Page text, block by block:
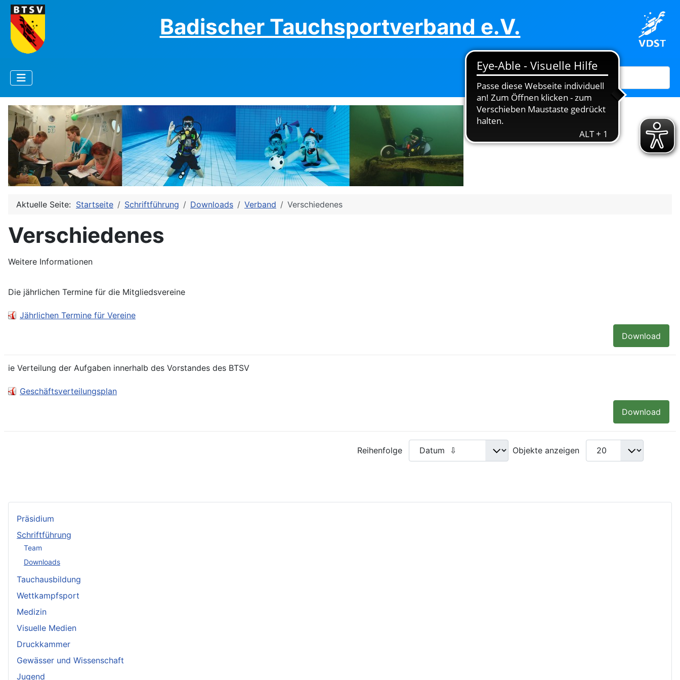
Badischer Tauchsportverband e.V.
Suchen
Präsidium
Schriftführung
Team
Downloads
Tauchausbildung
Wettkampfsport
Medizin
Visuelle Medien
Druckkammer
Gewässer und Wissenschaft
Jugend
Aktuelle Seite: Startseite Schriftführung Downloads Verband Verschiedenes
Verschiedenes
Weitere Informationen
Die jährlichen Termine für die Mitgliedsvereine
Jährlichen Termine für Vereine
Download
ie Verteilung der Aufgaben innerhalb des Vorstandes des BTSV
Geschäftsverteilungsplan
Download
Reihenfolge Objekte anzeigen